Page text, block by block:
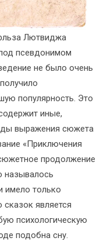
Лютвиджа
псевдонимом
не было очень
популярность. Это
иные,
выражения сюжета
«Приключения
продолжение
называлось
имело только
является
психологическую
подобна сну.